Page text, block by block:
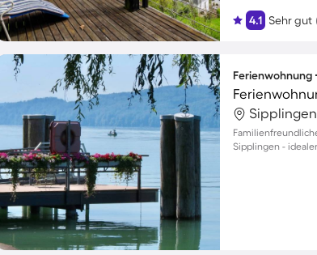
4.1 Sehr gut
Ferienwohnung
Sipplingen -